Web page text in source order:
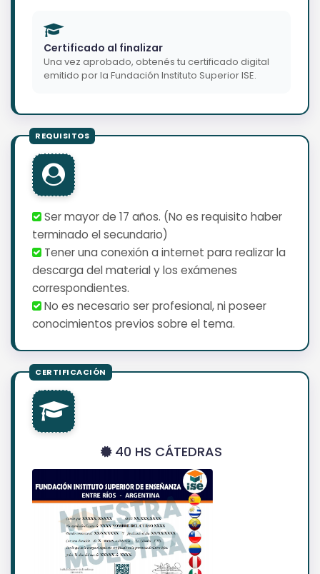
Certificado al finalizar
Una vez aprobado, obtenés tu certificado digital
emitido por la Fundación Instituto Superior ISE.
Ser mayor de 17 años. (No es requisito haber
terminado el secundario)
Tener una conexión a internet para realizar la
descarga del material y los exámenes
correspondientes.
No es necesario ser profesional, ni poseer
conocimientos previos sobre el tema.
40 HS CÁTEDRAS